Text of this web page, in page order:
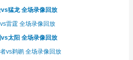
猛龙 全场录像回放
雷霆 全场录像回放
太阳 全场录像回放
vs鹈鹕 全场录像回放